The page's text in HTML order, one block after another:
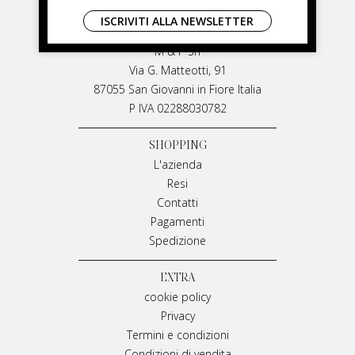
LIVIANA MIRARCHI
M & P Srl
Via G. Matteotti, 91
87055 San Giovanni in Fiore Italia
P IVA 02288030782
SHOPPING
L'azienda
Resi
Contatti
Pagamenti
Spedizione
EXTRA
cookie policy
Privacy
Termini e condizioni
ISCRIVITI ALLA NEWSLETTER